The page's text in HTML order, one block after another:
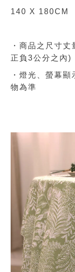
140 X 180CM
・商品之尺寸
正負3公分之內)
・燈光、螢幕
物為準